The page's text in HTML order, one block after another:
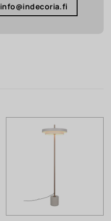
info@indecoria.fi